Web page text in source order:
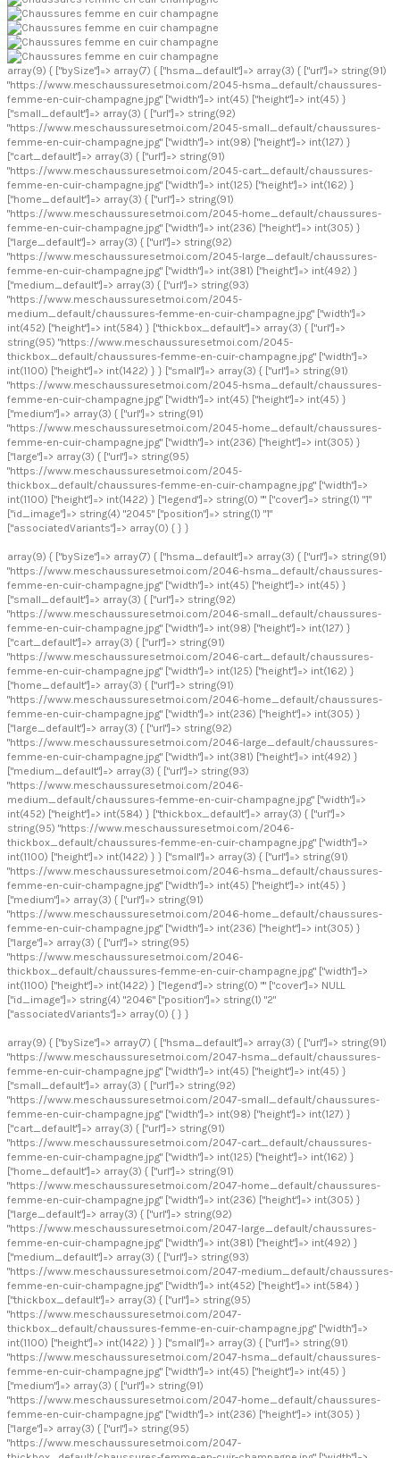
array(9) { ["bySize"]=> array(7) { ["hsma_default"]=> array(3) { ["url"]=> string(91)
"https://www.meschaussuresetmoi.com/2045-hsma_default/chaussures-
femme-en-cuir-champagne.jpg" ["width"]=> int(45) ["height"]=> int(45) }
["small_default"]=> array(3) { ["url"]=> string(92)
"https://www.meschaussuresetmoi.com/2045-small_default/chaussures-
femme-en-cuir-champagne.jpg" ["width"]=> int(98) ["height"]=> int(127) }
["cart_default"]=> array(3) { ["url"]=> string(91)
"https://www.meschaussuresetmoi.com/2045-cart_default/chaussures-
femme-en-cuir-champagne.jpg" ["width"]=> int(125) ["height"]=> int(162) }
["home_default"]=> array(3) { ["url"]=> string(91)
"https://www.meschaussuresetmoi.com/2045-home_default/chaussures-
femme-en-cuir-champagne.jpg" ["width"]=> int(236) ["height"]=> int(305) }
["large_default"]=> array(3) { ["url"]=> string(92)
"https://www.meschaussuresetmoi.com/2045-large_default/chaussures-
femme-en-cuir-champagne.jpg" ["width"]=> int(381) ["height"]=> int(492) }
["medium_default"]=> array(3) { ["url"]=> string(93)
"https://www.meschaussuresetmoi.com/2045-
medium_default/chaussures-femme-en-cuir-champagne.jpg" ["width"]=>
int(452) ["height"]=> int(584) } ["thickbox_default"]=> array(3) { ["url"]=>
string(95) "https://www.meschaussuresetmoi.com/2045-
thickbox_default/chaussures-femme-en-cuir-champagne.jpg" ["width"]=>
int(1100) ["height"]=> int(1422) } } ["small"]=> array(3) { ["url"]=> string(91)
"https://www.meschaussuresetmoi.com/2045-hsma_default/chaussures-
femme-en-cuir-champagne.jpg" ["width"]=> int(45) ["height"]=> int(45) }
["medium"]=> array(3) { ["url"]=> string(91)
"https://www.meschaussuresetmoi.com/2045-home_default/chaussures-
femme-en-cuir-champagne.jpg" ["width"]=> int(236) ["height"]=> int(305) }
["large"]=> array(3) { ["url"]=> string(95)
"https://www.meschaussuresetmoi.com/2045-
thickbox_default/chaussures-femme-en-cuir-champagne.jpg" ["width"]=>
int(1100) ["height"]=> int(1422) } ["legend"]=> string(0) "" ["cover"]=> string(1) "1"
["id_image"]=> string(4) "2045" ["position"]=> string(1) "1"
["associatedVariants"]=> array(0) { } }
array(9) { ["bySize"]=> array(7) { ["hsma_default"]=> array(3) { ["url"]=> string(91)
"https://www.meschaussuresetmoi.com/2046-hsma_default/chaussures-
femme-en-cuir-champagne.jpg" ["width"]=> int(45) ["height"]=> int(45) }
["small_default"]=> array(3) { ["url"]=> string(92)
"https://www.meschaussuresetmoi.com/2046-small_default/chaussures-
femme-en-cuir-champagne.jpg" ["width"]=> int(98) ["height"]=> int(127) }
["cart_default"]=> array(3) { ["url"]=> string(91)
"https://www.meschaussuresetmoi.com/2046-cart_default/chaussures-
femme-en-cuir-champagne.jpg" ["width"]=> int(125) ["height"]=> int(162) }
["home_default"]=> array(3) { ["url"]=> string(91)
"https://www.meschaussuresetmoi.com/2046-home_default/chaussures-
femme-en-cuir-champagne.jpg" ["width"]=> int(236) ["height"]=> int(305) }
["large_default"]=> array(3) { ["url"]=> string(92)
"https://www.meschaussuresetmoi.com/2046-large_default/chaussures-
femme-en-cuir-champagne.jpg" ["width"]=> int(381) ["height"]=> int(492) }
["medium_default"]=> array(3) { ["url"]=> string(93)
"https://www.meschaussuresetmoi.com/2046-
medium_default/chaussures-femme-en-cuir-champagne.jpg" ["width"]=>
int(452) ["height"]=> int(584) } ["thickbox_default"]=> array(3) { ["url"]=>
string(95) "https://www.meschaussuresetmoi.com/2046-
thickbox_default/chaussures-femme-en-cuir-champagne.jpg" ["width"]=>
int(1100) ["height"]=> int(1422) } } ["small"]=> array(3) { ["url"]=> string(91)
"https://www.meschaussuresetmoi.com/2046-hsma_default/chaussures-
femme-en-cuir-champagne.jpg" ["width"]=> int(45) ["height"]=> int(45) }
["medium"]=> array(3) { ["url"]=> string(91)
"https://www.meschaussuresetmoi.com/2046-home_default/chaussures-
femme-en-cuir-champagne.jpg" ["width"]=> int(236) ["height"]=> int(305) }
["large"]=> array(3) { ["url"]=> string(95)
"https://www.meschaussuresetmoi.com/2046-
thickbox_default/chaussures-femme-en-cuir-champagne.jpg" ["width"]=>
int(1100) ["height"]=> int(1422) } ["legend"]=> string(0) "" ["cover"]=> NULL
["id_image"]=> string(4) "2046" ["position"]=> string(1) "2"
["associatedVariants"]=> array(0) { } }
array(9) { ["bySize"]=> array(7) { ["hsma_default"]=> array(3) { ["url"]=> string(91)
"https://www.meschaussuresetmoi.com/2047-hsma_default/chaussures-
femme-en-cuir-champagne.jpg" ["width"]=> int(45) ["height"]=> int(45) }
["small_default"]=> array(3) { ["url"]=> string(92)
"https://www.meschaussuresetmoi.com/2047-small_default/chaussures-
femme-en-cuir-champagne.jpg" ["width"]=> int(98) ["height"]=> int(127) }
["cart_default"]=> array(3) { ["url"]=> string(91)
"https://www.meschaussuresetmoi.com/2047-cart_default/chaussures-
femme-en-cuir-champagne.jpg" ["width"]=> int(125) ["height"]=> int(162) }
["home_default"]=> array(3) { ["url"]=> string(91)
"https://www.meschaussuresetmoi.com/2047-home_default/chaussures-
femme-en-cuir-champagne.jpg" ["width"]=> int(236) ["height"]=> int(305) }
["large_default"]=> array(3) { ["url"]=> string(92)
"https://www.meschaussuresetmoi.com/2047-large_default/chaussures-
femme-en-cuir-champagne.jpg" ["width"]=> int(381) ["height"]=> int(492) }
["medium_default"]=> array(3) { ["url"]=> string(93)
"https://www.meschaussuresetmoi.com/2047-medium_default/chaussures-
femme-en-cuir-champagne.jpg" ["width"]=> int(452) ["height"]=> int(584) }
["thickbox_default"]=> array(3) { ["url"]=> string(95)
"https://www.meschaussuresetmoi.com/2047-
thickbox_default/chaussures-femme-en-cuir-champagne.jpg" ["width"]=>
int(1100) ["height"]=> int(1422) } } ["small"]=> array(3) { ["url"]=> string(91)
"https://www.meschaussuresetmoi.com/2047-hsma_default/chaussures-
femme-en-cuir-champagne.jpg" ["width"]=> int(45) ["height"]=> int(45) }
["medium"]=> array(3) { ["url"]=> string(91)
"https://www.meschaussuresetmoi.com/2047-home_default/chaussures-
femme-en-cuir-champagne.jpg" ["width"]=> int(236) ["height"]=> int(305) }
["large"]=> array(3) { ["url"]=> string(95)
"https://www.meschaussuresetmoi.com/2047-